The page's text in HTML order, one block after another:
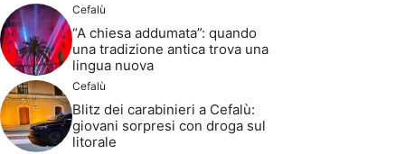
Cefalù
“A chiesa addumata”: quando
una tradizione antica trova una
lingua nuova
Cefalù
Blitz dei carabinieri a Cefalù:
giovani sorpresi con droga sul
litorale